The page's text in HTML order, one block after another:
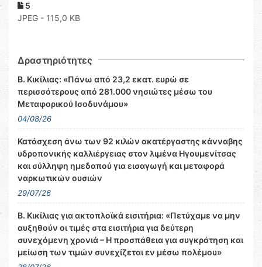
5
JPEG - 115,0 KB
Δραστηριότητες
Β. Κικίλιας: «Πάνω από 23,2 εκατ. ευρώ σε
περισσότερους από 281.000 νησιώτες μέσω του
Μεταφορικού Ισοδυνάμου»
04/08/26
Κατάσχεση άνω των 92 κιλών ακατέργαστης κάνναβης
υδροπονικής καλλιέργειας στον λιμένα Ηγουμενίτσας
και σύλληψη ημεδαπού για εισαγωγή και μεταφορά
ναρκωτικών ουσιών
29/07/26
Β. Κικίλιας για ακτοπλοϊκά εισιτήρια: «Πετύχαμε να μην
αυξηθούν οι τιμές στα εισιτήρια για δεύτερη
συνεχόμενη χρονιά – Η προσπάθεια για συγκράτηση και
μείωση των τιμών συνεχίζεται εν μέσω πολέμου»